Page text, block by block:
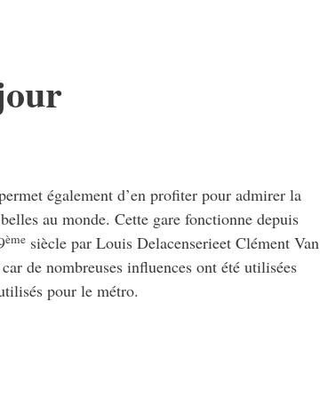
également d’en profiter pour admirer la
au monde. Cette gare fonctionne depuis
ème siècle par Louis Delacenserieet Clément Van
de nombreuses influences ont été utilisées
pour le métro.